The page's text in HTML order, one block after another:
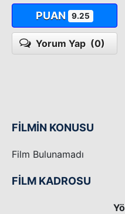
PUAN 9.25
Yorum Yap (0)
FİLMİN KONUSU
Film Bulunamadı
FİLM KADROSU